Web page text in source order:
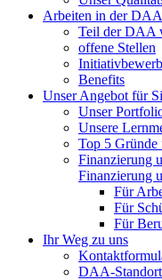
Arbeiten in der DAA
Teil der DAA
offene Stellen
Benefits
Unser Angebot für
Unser
Unsere
Top 5
Finanzierung
Finanzierung
Für
Für
Für
Ihr Weg zu uns
DAA-